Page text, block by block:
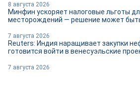
8 августа 2026
Минфин ускоряет налоговые льготы
месторождений — решение может
7 августа 2026
Reuters: Индия наращивает закупки
готовится войти в венесуэльские
7 августа 2026